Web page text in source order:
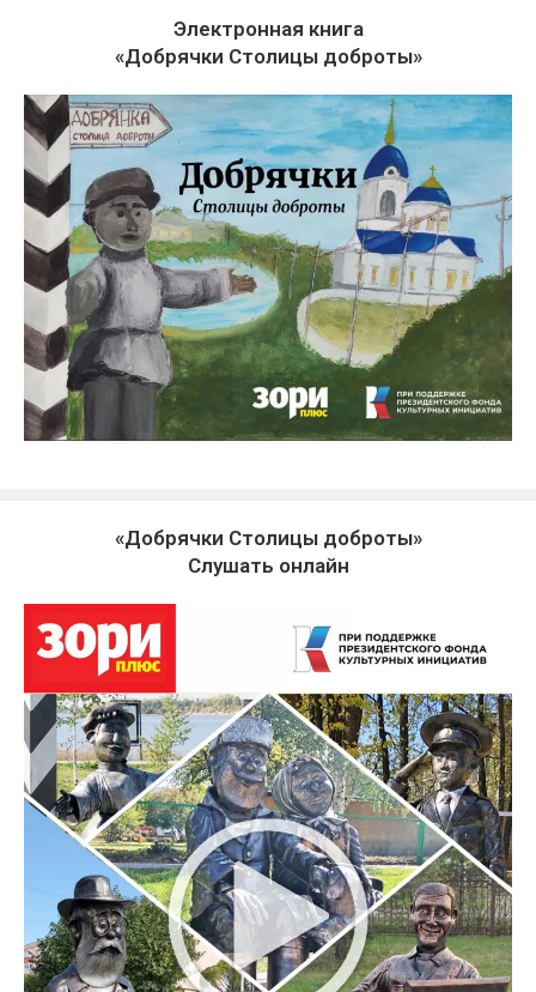
Электронная книга
«Добрячки Столицы доброты»
«Добрячки Столицы доброты»
Слушать онлайн